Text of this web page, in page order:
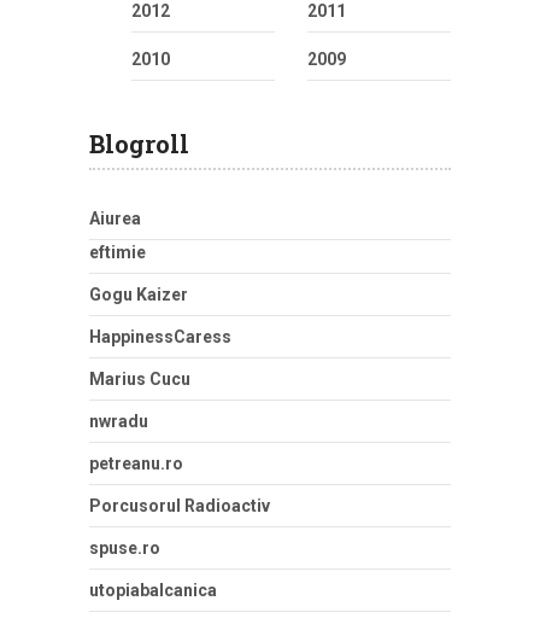
2012 2011
2010 2009
Blogroll
Aiurea
eftimie
Gogu Kaizer
HappinessCaress
Marius Cucu
nwradu
petreanu.ro
Porcusorul Radioactiv
spuse.ro
utopiabalcanica